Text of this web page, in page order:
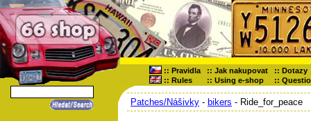
:: Pravidla :: Jak nakupovat :: Dotazy
:: Rules :: Using e-shop ::
Patches/Nášivky - bikers - Ride_for_peace